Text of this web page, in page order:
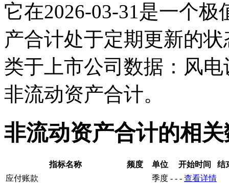
它在2026-03-31是一个
产合计处于定期更新的
类于上市公司数据：风
非流动资产合计。
非流动资产合计的相
指标名称 频度 单位 开始时间
结
应付账款
季度 - - - 查看详情